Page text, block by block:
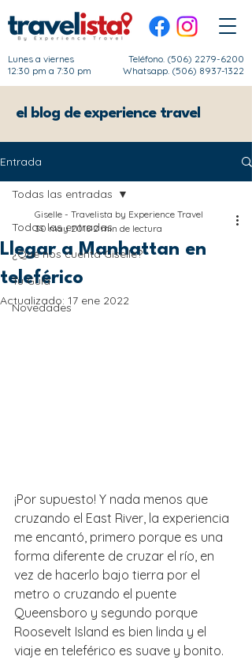
Lunes a viernes
12:30 pm a 7:30 pm
Teléfono. (506) 2279-6200
Whatsapp. (506) 8937-1322
el blog de experience travel
Entrada
Todas las entradas
¿Qué nos cuenta Giselle?
Tu Guía
Novedades
Todas las entradas
Llegar a Manhattan en
teleférico
Giselle - Travelista by Experience Travel
30 may 2018 2 min de lectura
Actualizado: 17 ene 2022
¡Por supuesto! Y nada menos que
cruzando el East River, la experiencia
me encantó, primero porque es una
forma diferente de cruzar el río, en
vez de hacerlo bajo tierra por el
metro o cruzando el puente
Queensboro y segundo porque
Roosevelt Island es bien linda y el
viaje en teleférico es suave y bonito.